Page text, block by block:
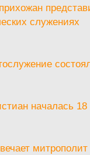
служениях
началась 18